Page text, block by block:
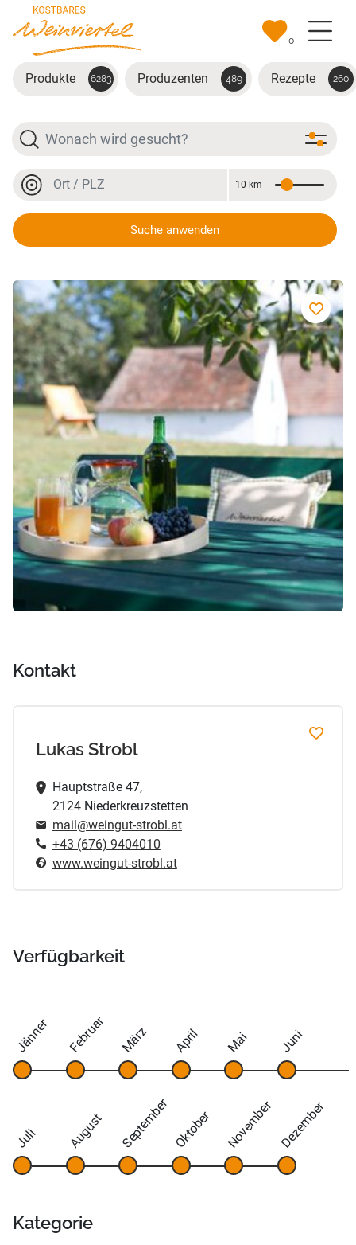
Zum Hauptinhalt springen
0
Produkte 6283 Produzenten 489 Rezepte 260
Suche
Ort oder PLZ
Entfernung
10 km
Suche anwenden
Welschriesling
Kontakt
Lukas Strobl
Hauptstraße 47,
2124 Niederkreuzstetten
mail@weingut-strobl.at
+43 (676) 9404010
www.weingut-strobl.at
Verfügbarkeit
Jänner Februar März April Mai Juni
Juli August September Oktober November Dezember
Kategorie